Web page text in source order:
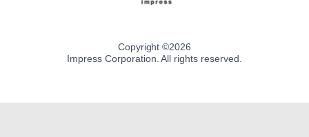
Copyright ©2026
Impress Corporation. All rights reserved.